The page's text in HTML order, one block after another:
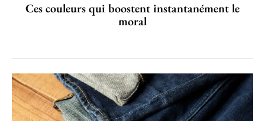
Ces couleurs qui boostent instantanément le
moral